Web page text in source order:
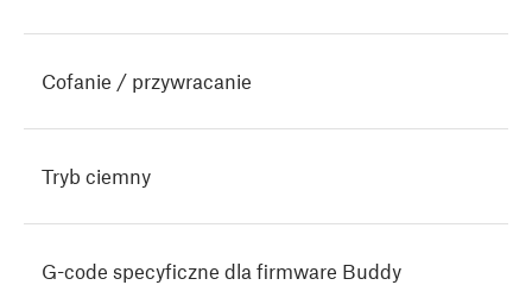
Cofanie / przywracanie
Tryb ciemny
G-code specyficzne dla firmware Buddy